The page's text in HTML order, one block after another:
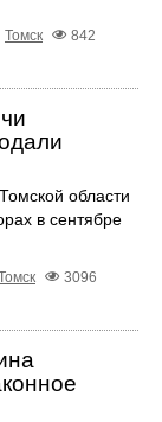
Томск
842
области
в сентябре
3096